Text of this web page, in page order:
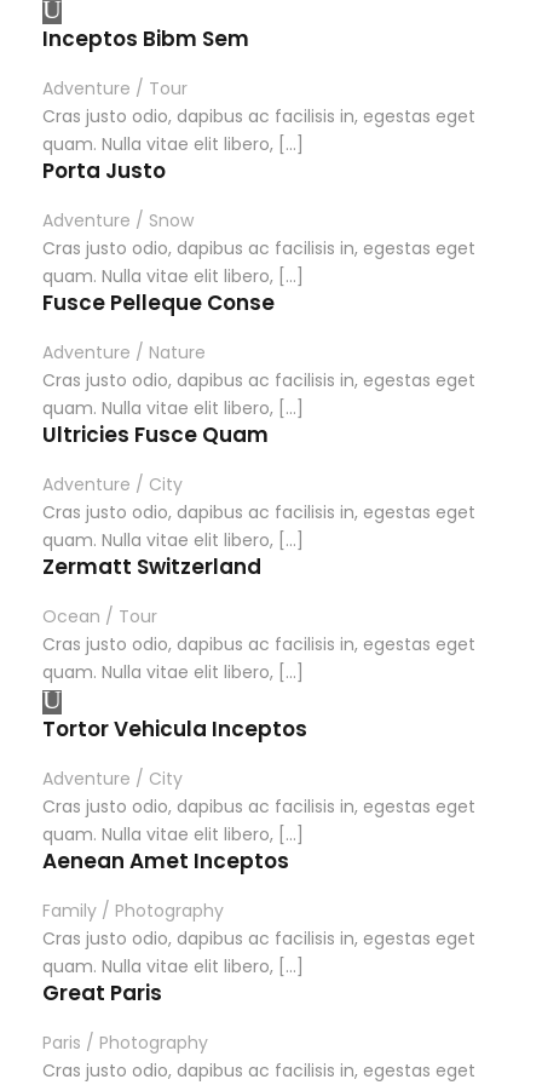
Inceptos Bibm Sem
Adventure / Tour
Cras justo odio, dapibus ac facilisis in, egestas eget
quam. Nulla vitae elit libero, […]
Porta Justo
Adventure / Snow
Cras justo odio, dapibus ac facilisis in, egestas eget
quam. Nulla vitae elit libero, […]
Fusce Pelleque Conse
Adventure / Nature
Cras justo odio, dapibus ac facilisis in, egestas eget
quam. Nulla vitae elit libero, […]
Ultricies Fusce Quam
Adventure / City
Cras justo odio, dapibus ac facilisis in, egestas eget
quam. Nulla vitae elit libero, […]
Zermatt Switzerland
Ocean / Tour
Cras justo odio, dapibus ac facilisis in, egestas eget
quam. Nulla vitae elit libero, […]
Tortor Vehicula Inceptos
Adventure / City
Cras justo odio, dapibus ac facilisis in, egestas eget
quam. Nulla vitae elit libero, […]
Aenean Amet Inceptos
Family / Photography
Cras justo odio, dapibus ac facilisis in, egestas eget
quam. Nulla vitae elit libero, […]
Great Paris
Paris / Photography
Cras justo odio, dapibus ac facilisis in, egestas eget